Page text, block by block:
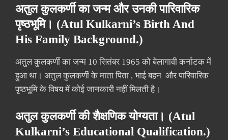
अतुल कुलकर्णी का जन्म और उनकी पारिवारिक
पृष्ठभूमि। (Atul Kulkarni’s Birth And
His Family Background.)
अतुल कुलकर्णी का जन्म 10 सितंबर 1965 को बेलागावी कर्नाटक में
हुआ था। अतुल कुलकर्णी के माता पिता , भाई बहन और पारिवारिक
पृष्ठभूमि के विषय में कोई जानकारी नहीं मिलती है।
अतुल कुलकर्णी की शैक्षणिक योग्यता। (Atul
Kulkarni’s Educational Qualification.)